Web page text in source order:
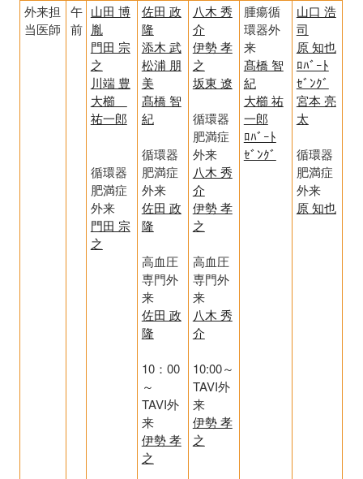
外来担
当医師
午
前
山田 博
胤
門田 宗
之
川端 豊
大櫛
祐一郎
循環器
肥満症
外来
門田 宗
之
佐田 政
隆
添木 武
松浦 朋
美
髙橋 智
紀
循環器
肥満症
外来
佐田 政
隆
高血圧
専門外
来
佐田 政
隆
10：00
～
TAVI外
来
伊勢 孝
之
八木 秀
介
伊勢 孝
之
坂東 遼
循環器
肥満症
外来
八木 秀
介
伊勢 孝
之
高血圧
専門外
来
八木 秀
介
10:00～
TAVI外
来
伊勢 孝
之
腫瘍循
環器外
来
髙橋 智
紀
大櫛 祐
一郎
ﾛﾊﾞｰﾄ
ｾﾞﾝｸﾞ
山口 浩
司
原 知也
ﾛﾊﾞｰﾄ
ｾﾞﾝｸﾞ
宮本 亮
太
循環器
肥満症
外来
原 知也